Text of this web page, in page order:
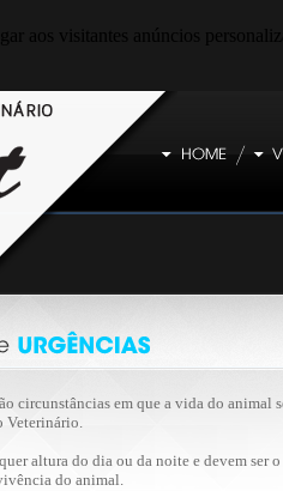
aos visitantes anúncios
circunstâncias em que a vida do animal
Veterinário.
altura do dia ou da noite e devem ser
do animal.